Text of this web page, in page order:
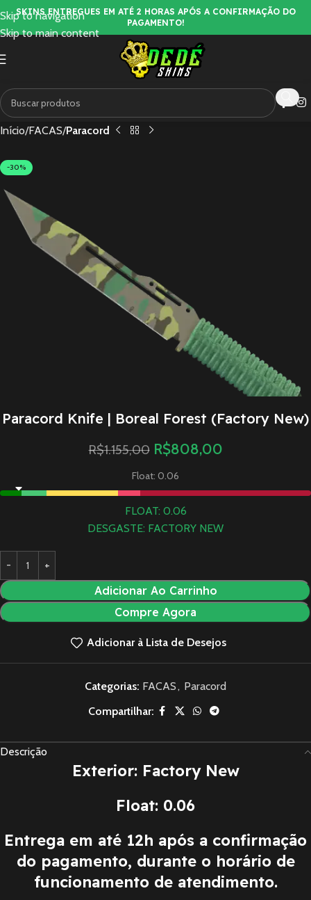
Skip to navigation
Skip to main content
SKINS ENTREGUES EM ATÉ 2 HORAS APÓS A CONFIRMAÇÃO DO
PAGAMENTO!
Início FACAS Paracord
-30%
Paracord Knife | Boreal Forest (Factory New)
R$1.155,00 R$808,00
Float: 0.06
FLOAT: 0.06
DESGASTE: FACTORY NEW
Adicionar Ao Carrinho
Compre Agora
Adicionar à Lista de Desejos
Categorias: FACAS, Paracord
Compartilhar:
Descrição
Exterior: Factory New
Float: 0.06
Entrega em até 12h após a confirmação
do pagamento, durante o horário de
funcionamento de atendimento.